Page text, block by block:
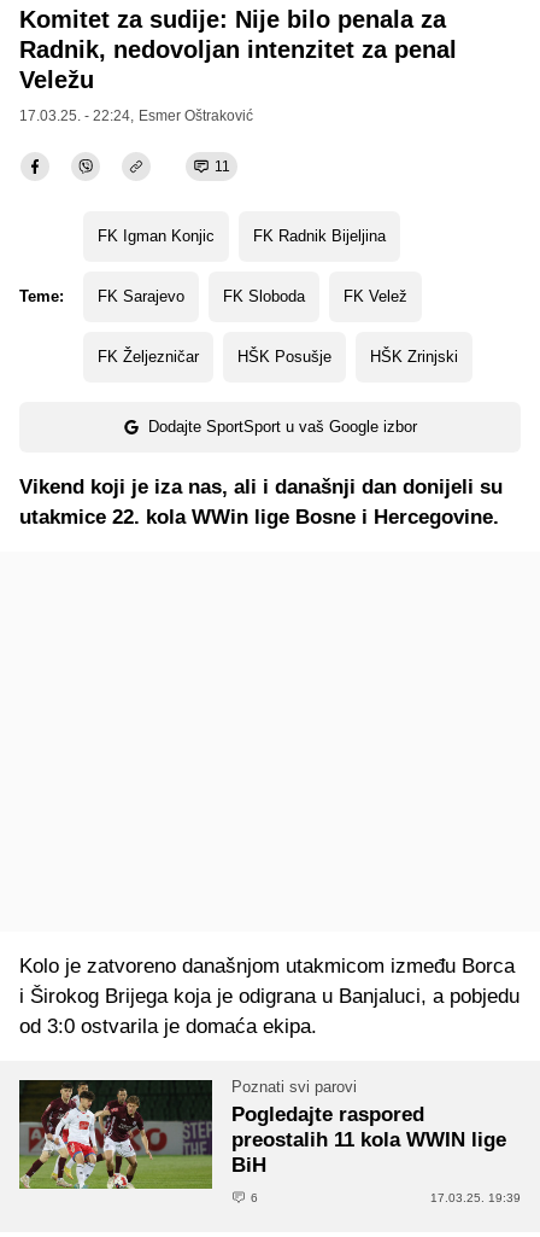
Komitet za sudije: Nije bilo penala za
Radnik, nedovoljan intenzitet za penal
Veležu
17.03.25. - 22:24, Esmer Oštraković
11
Teme:
FK Igman Konjic FK Radnik Bijeljina
FK Sarajevo FK Sloboda FK Velež
FK Željezničar HŠK Posušje HŠK Zrinjski
Dodajte SportSport u vaš Google izbor
Vikend koji je iza nas, ali i današnji dan donijeli su
utakmice 22. kola WWin lige Bosne i Hercegovine.
Kolo je zatvoreno današnjom utakmicom između Borca
i Širokog Brijega koja je odigrana u Banjaluci, a pobjedu
od 3:0 ostvarila je domaća ekipa.
Poznati svi parovi
Pogledajte raspored
preostalih 11 kola WWIN lige
BiH
6 17.03.25. 19:39